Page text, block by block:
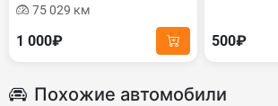
75 029 км
1 000₽ 500₽
Похожие автомобили